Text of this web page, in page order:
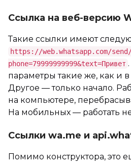
Ссылка на веб-версию
Такие ссылки имеют
https://web.whatsapp.com/
phone=79999999999&text=Привет
параметры такие же, как и
Другое — только начало.
на компьютере,
На мобильных — работать
Ссылки wa.me и
Помимо конструктора, это